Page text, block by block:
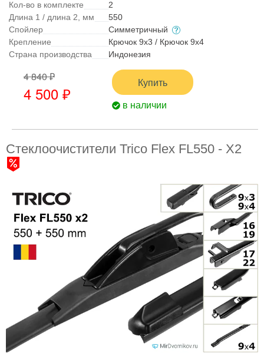
Кол-во в комплекте
2
Длина 1 / длина 2, мм
550
Спойлер
Симметричный
Крепление
Крючок 9x3 / Крючок 9x4
Страна производства
Индонезия
4 840 ₽
4 500 ₽
Купить
в наличии
Стеклоочистители Trico Flex FL550 - X2